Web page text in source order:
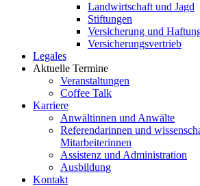
Landwirtschaft und Jagd
Stiftungen
Versicherung und
Versicherungsvertrieb
Legales
Aktuelle Termine
Veranstaltungen
Coffee Talk
Karriere
Anwältinnen und Anwälte
Referendarinnen und
Mitarbeiterinnen
Assistenz und Administration
Ausbildung
Kontakt